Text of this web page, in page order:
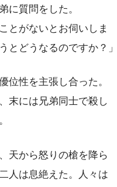
に質問をした。
とがないとお伺いしま
とどうなるのですか？」
位性を主張し合った。
末には兄弟同士で殺し
天から怒りの槍を降ら
人は息絶えた。人々は